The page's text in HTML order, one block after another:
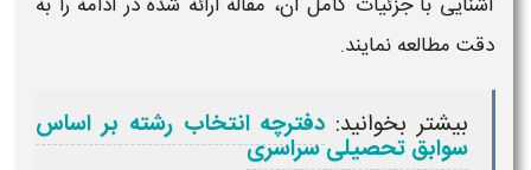
دقت مطالعه نمایند.
بیشتر بخوانید: دفترچه انتخاب رشته بر اساس
سوابق تحصیلی سراسری